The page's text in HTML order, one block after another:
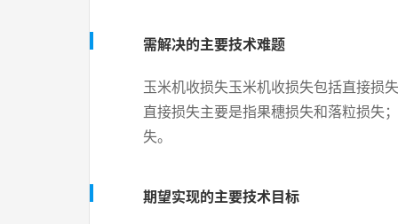
需解决的主要技术难题
玉米机收损失玉米机收损失包括直接损
直接损失主要是指果穗损失和落粒损失
失。
期望实现的主要技术目标